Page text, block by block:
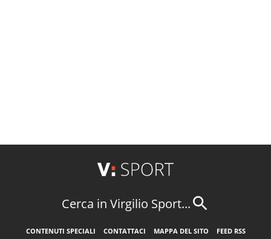
Cerca in Virgilio Sport...
CONTENUTI SPECIALI CONTATTACI MAPPA DEL SITO
FEED RSS